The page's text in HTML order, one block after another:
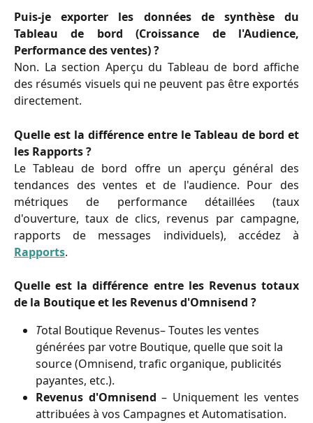
Puis-je exporter les données de synthèse du
Tableau de bord (Croissance de l'Audience,
Performance des ventes) ?
Non. La section Aperçu du Tableau de bord affiche
des résumés visuels qui ne peuvent pas être exportés
directement.
Quelle est la différence entre le Tableau de bord et
les Rapports ?
Le Tableau de bord offre un aperçu général des
tendances des ventes et de l'audience. Pour des
métriques de performance détaillées (taux
d'ouverture, taux de clics, revenus par campagne,
rapports de messages individuels), accédez à
Rapports.
Quelle est la différence entre les Revenus totaux
de la Boutique et les Revenus d'Omnisend ?
Total Boutique Revenus– Toutes les ventes
générées par votre Boutique, quelle que soit la
source (Omnisend, trafic organique, publicités
payantes, etc.).
Revenus d'Omnisend – Uniquement les ventes
attribuées à vos Campagnes et Automatisation.